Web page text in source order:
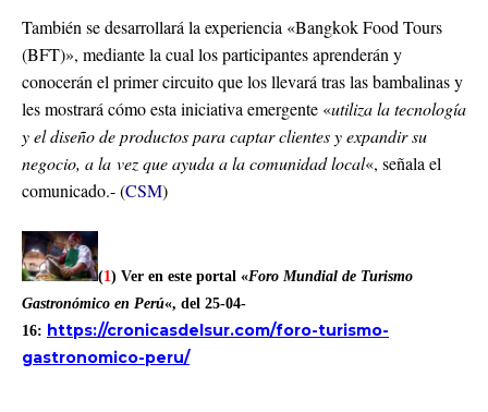
También se desarrollará la experiencia «Bangkok Food Tours
(BFT)», mediante la cual los participantes aprenderán y
conocerán el primer circuito que los llevará tras las bambalinas y
les mostrará cómo esta iniciativa emergente «utiliza la tecnología
y el diseño de productos para captar clientes y expandir su
negocio, a la vez que ayuda a la comunidad local«, señala el
comunicado.- (CSM)
(1 ) Ver en este portal «Foro Mundial de Turismo
Gastronómico en Perú«, del 25-04-
16: https://cronicasdelsur.com/foro-turismo-
gastronomico-peru/